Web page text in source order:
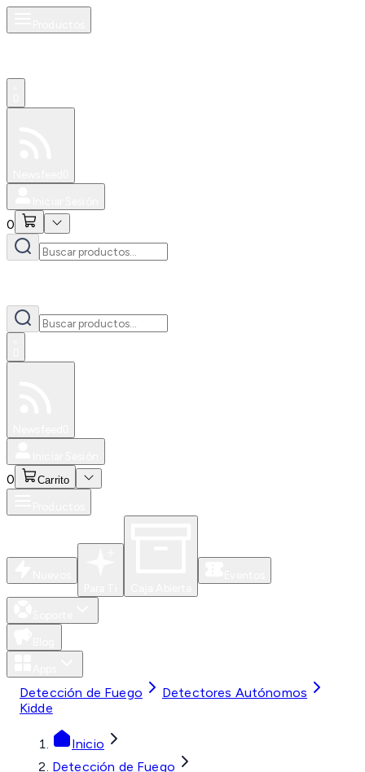
0
0 Carrito
Detección de Fuego
Detectores Autónomos
Kidde
Inicio
Detección de Fuego